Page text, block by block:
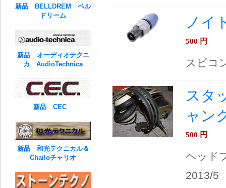
ノ
500 円
スピコ
スタ
ャン
500 円
ヘッド
2013/5
新品 BELLDREM ベル
ドリーム
新品 オーディオテクニ
カ AudioTechnica
新品 CEC
新品 和光テクニカル＆
Chailoチャリオ